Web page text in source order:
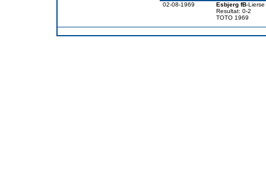
02-08-1969
Esbjerg fB-
Resultat: 0-2
TOTO 1969